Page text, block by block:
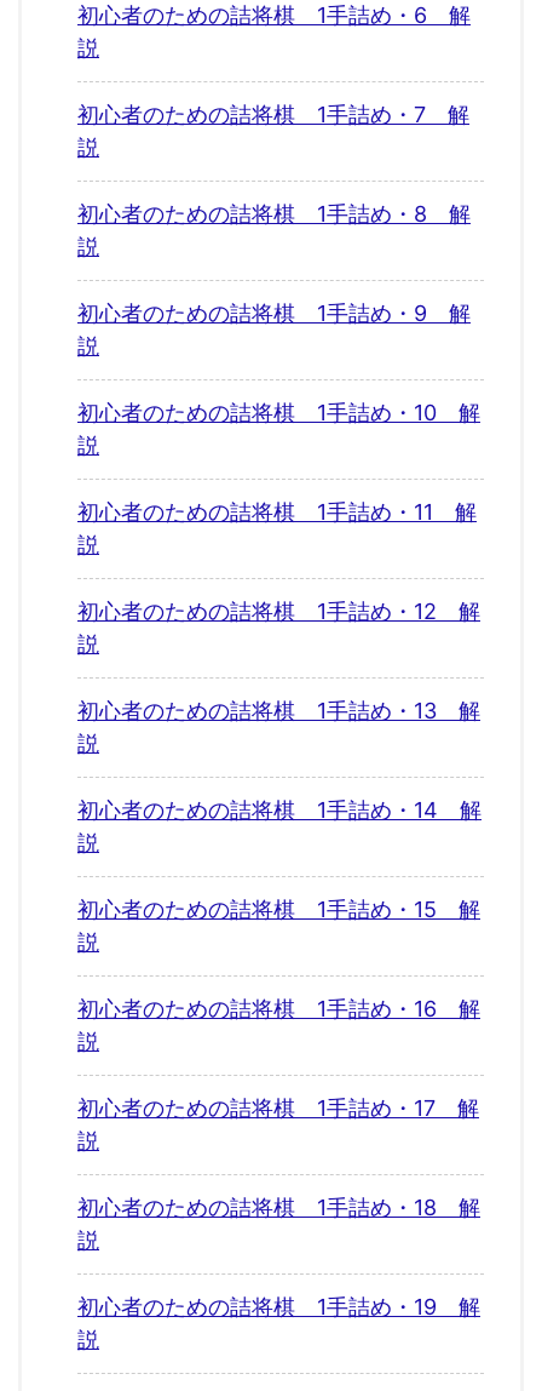
初心者のための詰将棋 1手詰め・6 解
説
初心者のための詰将棋 1手詰め・7 解
説
初心者のための詰将棋 1手詰め・8 解
説
初心者のための詰将棋 1手詰め・9 解
説
初心者のための詰将棋 1手詰め・10 解
説
初心者のための詰将棋 1手詰め・11 解
説
初心者のための詰将棋 1手詰め・12 解
説
初心者のための詰将棋 1手詰め・13 解
説
初心者のための詰将棋 1手詰め・14 解
説
初心者のための詰将棋 1手詰め・15 解
説
初心者のための詰将棋 1手詰め・16 解
説
初心者のための詰将棋 1手詰め・17 解
説
初心者のための詰将棋 1手詰め・18 解
説
初心者のための詰将棋 1手詰め・19 解
説